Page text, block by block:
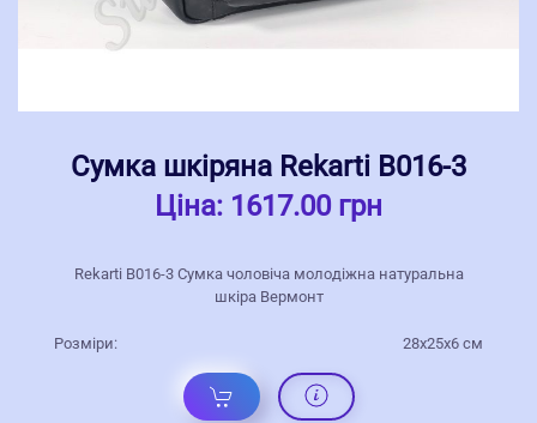
Сумка шкіряна Rekarti В016-3
Ціна: 1617.00 грн
Rekarti В016-3 Сумка чоловіча молодіжна натуральна
шкіра Вермонт
Розміри: 28х25х6 см